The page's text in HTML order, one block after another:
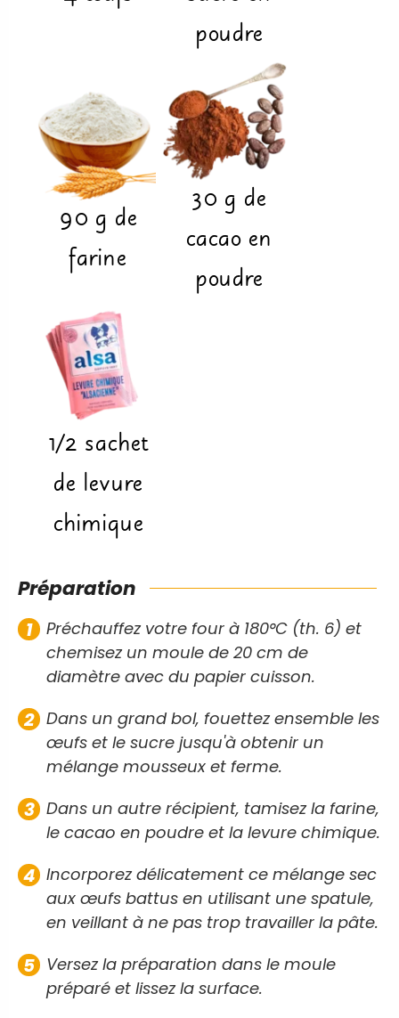
poudre
90 g de
farine
30 g de
cacao en
poudre
1/2 sachet
de levure
chimique
Préparation
Préchauffez votre four à 180°C (th. 6) et
chemisez un moule de 20 cm de
diamètre avec du papier cuisson.
Dans un grand bol, fouettez ensemble les
œufs et le sucre jusqu'à obtenir un
mélange mousseux et ferme.
Dans un autre récipient, tamisez la farine,
le cacao en poudre et la levure chimique.
Incorporez délicatement ce mélange sec
aux œufs battus en utilisant une spatule,
en veillant à ne pas trop travailler la pâte.
Versez la préparation dans le moule
préparé et lissez la surface.